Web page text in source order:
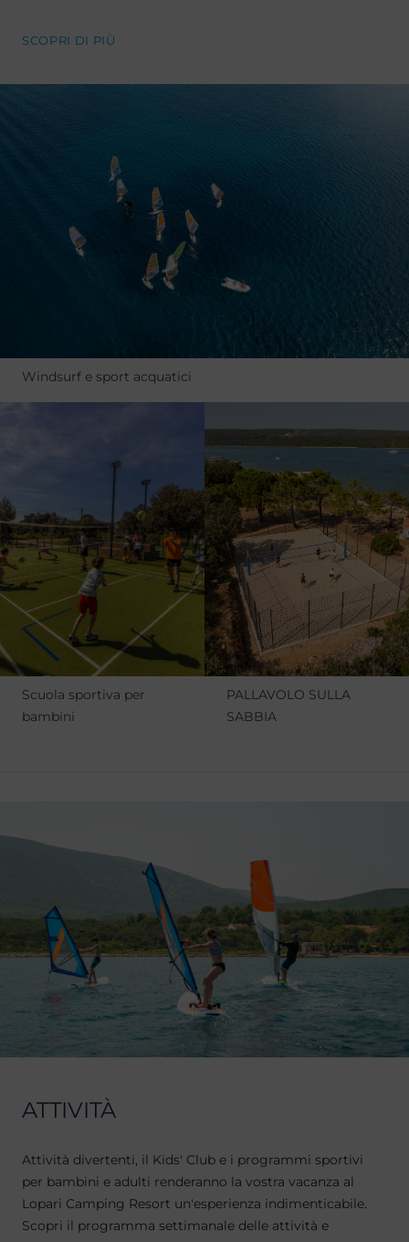
SCOPRI DI PIÙ
Windsurf e sport acquatici
Scuola sportiva per
bambini
PALLAVOLO SULLA
SABBIA
ATTIVITÀ
Attività divertenti, il Kids' Club e i programmi sportivi
per bambini e adulti renderanno la vostra vacanza al
Lopari Camping Resort un'esperienza indimenticabile.
Scopri il programma settimanale delle attività e